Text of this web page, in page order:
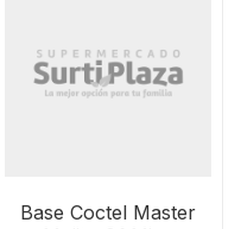
Base Coctel Master